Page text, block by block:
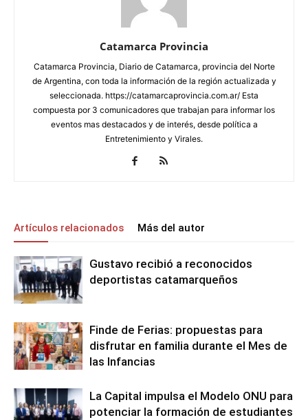
Catamarca Provincia
Catamarca Provincia, Diario de Catamarca, provincia del Norte
de Argentina, con toda la información de la región actualizada y
seleccionada. https://catamarcaprovincia.com.ar/ Esta
compuesta por 3 comunicadores que trabajan para informar los
eventos mas destacados y de interés, desde política a
Entretenimiento y Virales.
Artículos relacionados Más del autor
Gustavo recibió a reconocidos
deportistas catamarqueños
Finde de Ferias: propuestas para
disfrutar en familia durante el Mes de
las Infancias
La Capital impulsa el Modelo ONU para
potenciar la formación de estudiantes